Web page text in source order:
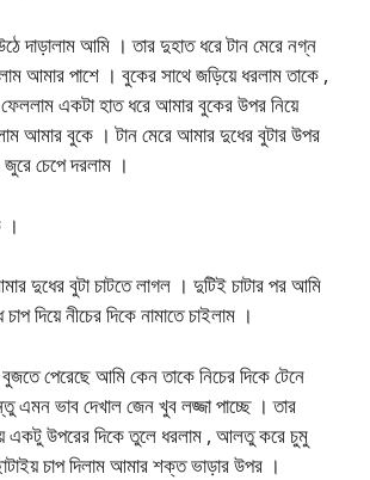
দাড়ালাম আমি । তার দুহাত ধরে টান মেরে নগ্ন
আমার পাশে । বুকের সাথে জড়িয়ে ধরলাম তাকে ,
ফেললাম একটা হাত ধরে আমার বুকের উপর নিয়ে
আমার বুকে । টান মেরে আমার দুধের বুটার উপর
চেপে দরলাম ।
।
দুধের বুটা চাটতে লাগল । দুটিই চাটার পর আমি
দিয়ে নীচের দিকে নামাতে চাইলাম ।
পেরেছে আমি কেন তাকে নিচের দিকে টেনে
এমন ভাব দেখাল জেন খুব লজ্জা পাচ্ছে । তার
একটু উপরের দিকে তুলে ধরলাম , আলতু করে চুমু
চাপ দিলাম আমার শক্ত ভাড়ার উপর ।